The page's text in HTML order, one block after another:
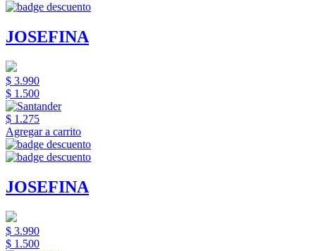
JOSEFINA
$ 3.990
$ 1.500
$ 1.275
Agregar a carrito
JOSEFINA
$ 3.990
$ 1.500